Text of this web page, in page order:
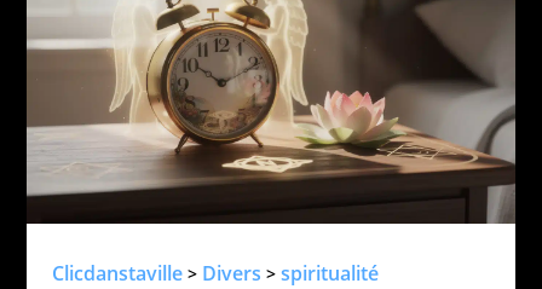
Clicdanstaville> Divers > spiritualité